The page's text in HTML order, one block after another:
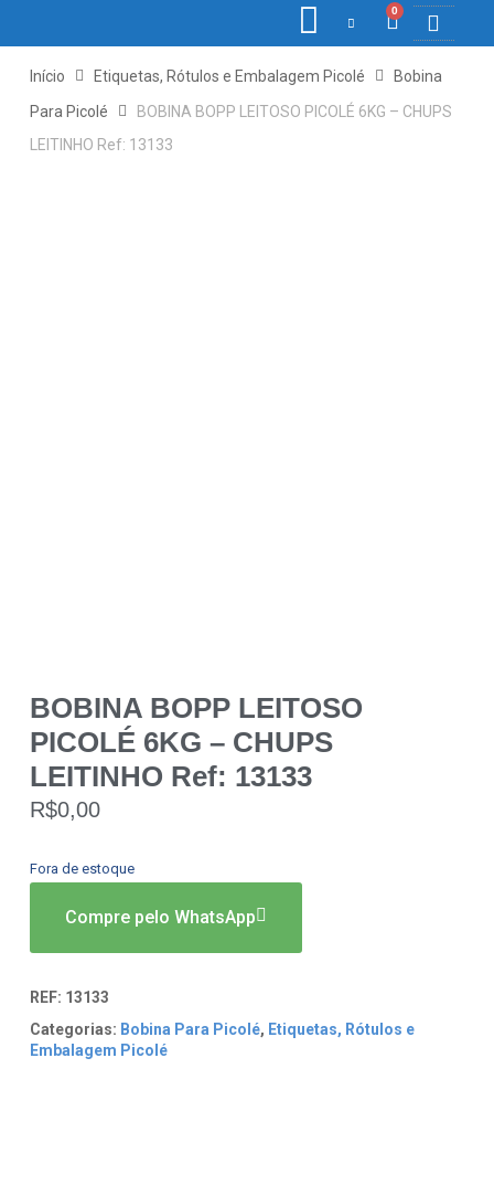
0
Início Etiquetas, Rótulos e Embalagem Picolé
Bobina
Para Picolé
BOBINA BOPP LEITOSO PICOLÉ 6KG – CHUPS
LEITINHO Ref: 13133
BOBINA BOPP LEITOSO
PICOLÉ 6KG – CHUPS
LEITINHO Ref: 13133
R$0,00
Fora de estoque
Compre pelo WhatsApp
REF: 13133
Categorias: Bobina Para Picolé, Etiquetas, Rótulos e
Embalagem Picolé